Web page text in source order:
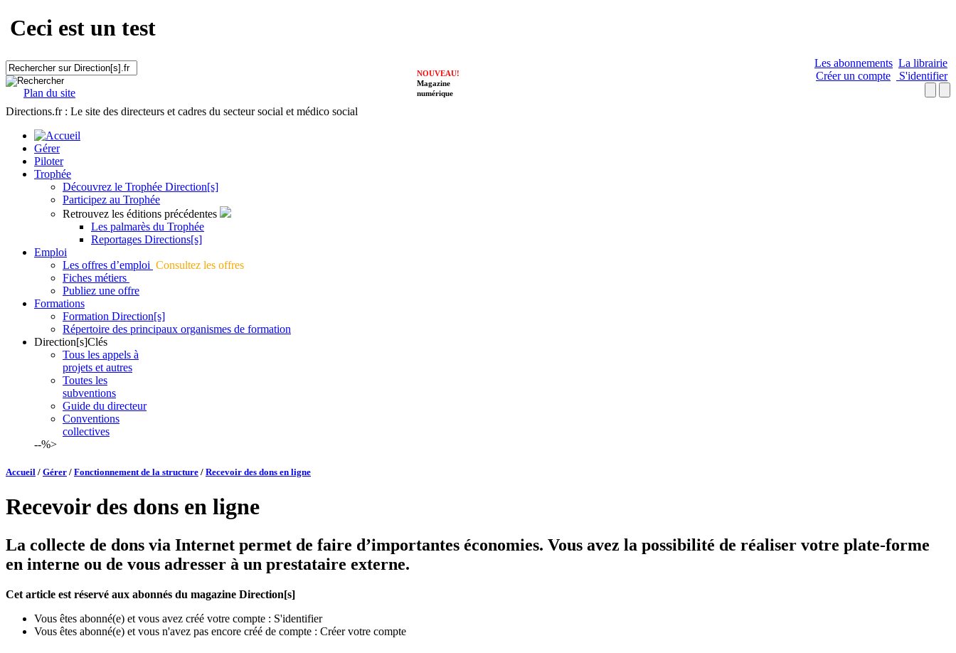
Ceci est un test
Plan du site
Les abonnements La librairie
Créer un compte
S'identifier
NOUVEAU!
Magazine
numérique
Directions.fr : Le site des directeurs et cadres du secteur social et médico social
Gérer
Piloter
Trophée
Découvrez le Trophée Direction[s]
Participez au Trophée
Retrouvez les éditions précédentes
Les palmarès du Trophée
Reportages Directions[s]
Emploi
Les offres d’emploi Consultez les offres
Fiches métiers
Publiez une offre
Formations
Formation Direction[s]
Répertoire des principaux organismes de formation
Direction[s]Clés
Tous les appels à
projets et autres
Toutes les
subventions
Guide du directeur
Conventions
collectives
--%>
Accueil / Gérer / Fonctionnement de la structure / Recevoir des dons en ligne
Recevoir des dons en ligne
La collecte de dons via Internet permet de faire d’importantes économies. Vous avez la possibilité de réaliser votre plate-forme
en interne ou de vous adresser à un prestataire externe.
Cet article est réservé aux abonnés du magazine Direction[s]
Vous êtes abonné(e) et vous avez créé votre compte : S'identifier
Vous êtes abonné(e) et vous n'avez pas encore créé de compte : Créer votre compte